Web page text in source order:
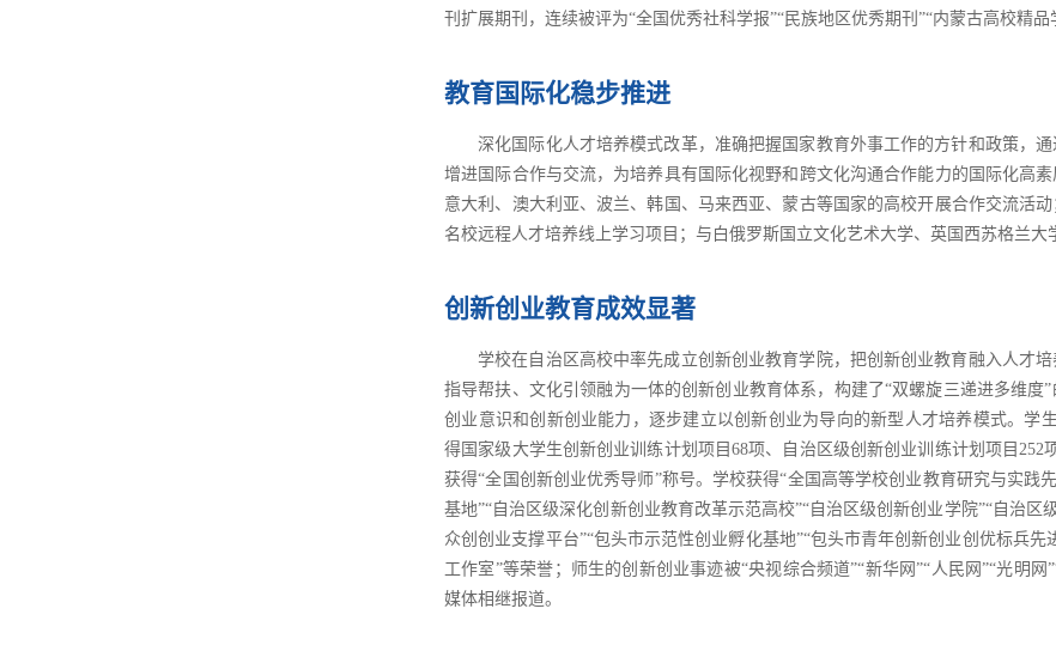
刊扩展期刊，连续被评为“全国优秀社科学报”“民族地区优秀期刊”“内蒙古高校精品
教育国际化稳步推进
深化国际化人才培养模式改革，准确把握国家教育外事工作的方针和政策，
增进国际合作与交流，为培养具有国际化视野和跨文化沟通合作能力的国际化高
意大利、澳大利亚、波兰、韩国、马来西亚、蒙古等国家的高校开展合作交流活
名校远程人才培养线上学习项目；与白俄罗斯国立文化艺术大学、英国西苏格兰大
创新创业教育成效显著
学校在自治区高校中率先成立创新创业教育学院，把创新创业教育融入人才
指导帮扶、文化引领融为一体的创新创业教育体系，构建了“双螺旋三递进多维度
创业意识和创新创业能力，逐步建立以创新创业为导向的新型人才培养模式。学
得国家级大学生创新创业训练计划项目68项、自治区级创新创业训练计划项目
获得“全国创新创业优秀导师”称号。学校获得“全国高等学校创业教育研究与实践
基地”“自治区级深化创新创业教育改革示范高校”“自治区级创新创业学院”“自治区
众创创业支撑平台”“包头市示范性创业孵化基地”“包头市青年创新创业创优标兵先
工作室”等荣誉；师生的创新创业事迹被“央视综合频道”“新华网”“人民网”“光明
媒体相继报道。